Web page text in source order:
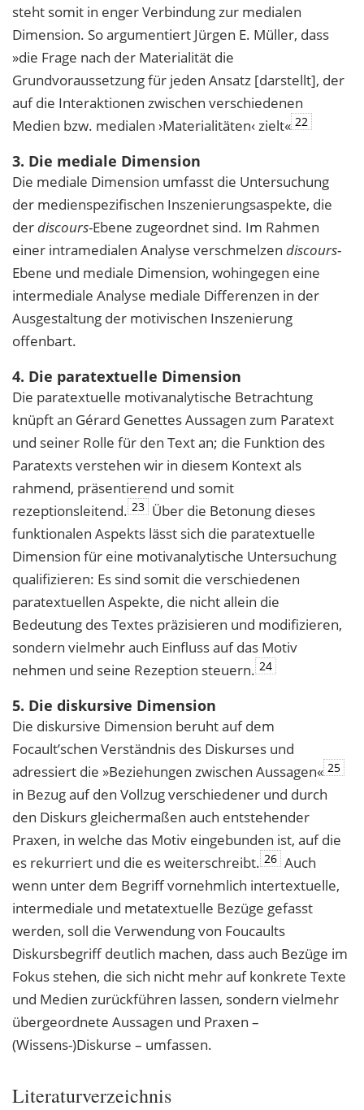
steht somit in enger Verbindung zur medialen
Dimension. So argumentiert Jürgen E. Müller, dass
»die Frage nach der Materialität die
Grundvoraussetzung für jeden Ansatz [darstellt], der
auf die Interaktionen zwischen verschiedenen
Medien bzw. medialen ›Materialitäten‹ zielt« 22
3. Die mediale Dimension
Die mediale Dimension umfasst die Untersuchung
der medienspezifischen Inszenierungsaspekte, die
derdiscours-Ebene zugeordnet sind. Im Rahmen
einer intramedialen Analyse verschmelzen discours-
Ebene und mediale Dimension, wohingegen eine
intermediale Analyse mediale Differenzen in der
Ausgestaltung der motivischen Inszenierung
offenbart.
4. Die paratextuelle Dimension
Die paratextuelle motivanalytische Betrachtung
knüpft an Gérard Genettes Aussagen zum Paratext
und seiner Rolle für den Text an; die Funktion des
Paratexts verstehen wir in diesem Kontext als
rahmend, präsentierend und somit
rezeptionsleitend. 23 Über die Betonung dieses
funktionalen Aspekts lässt sich die paratextuelle
Dimension für eine motivanalytische Untersuchung
qualifizieren: Es sind somit die verschiedenen
paratextuellen Aspekte, die nicht allein die
Bedeutung des Textes präzisieren und modifizieren,
sondern vielmehr auch Einfluss auf das Motiv
nehmen und seine Rezeption steuern. 24
5. Die diskursive Dimension
Die diskursive Dimension beruht auf dem
Focault’schen Verständnis des Diskurses und
adressiert die »Beziehungen zwischen Aussagen« 25
in Bezug auf den Vollzug verschiedener und durch
den Diskurs gleichermaßen auch entstehender
Praxen, in welche das Motiv eingebunden ist, auf die
es rekurriert und die es weiterschreibt. 26 Auch
wenn unter dem Begriff vornehmlich intertextuelle,
intermediale und metatextuelle Bezüge gefasst
werden, soll die Verwendung von Foucaults
Diskursbegriff deutlich machen, dass auch Bezüge im
Fokus stehen, die sich nicht mehr auf konkrete Texte
und Medien zurückführen lassen, sondern vielmehr
übergeordnete Aussagen und Praxen –
(Wissens-)Diskurse – umfassen.
Literaturverzeichnis